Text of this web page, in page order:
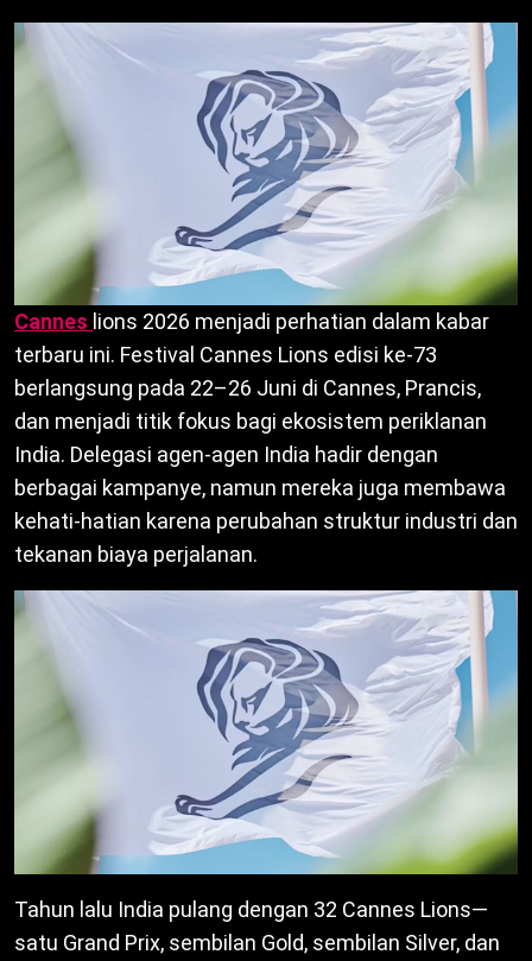
Cannes lions 2026 menjadi perhatian dalam kabar
terbaru ini. Festival Cannes Lions edisi ke-73
berlangsung pada 22–26 Juni di Cannes, Prancis,
dan menjadi titik fokus bagi ekosistem periklanan
India. Delegasi agen-agen India hadir dengan
berbagai kampanye, namun mereka juga membawa
kehati-hatian karena perubahan struktur industri dan
tekanan biaya perjalanan.
Tahun lalu India pulang dengan 32 Cannes Lions—
satu Grand Prix, sembilan Gold, sembilan Silver, dan